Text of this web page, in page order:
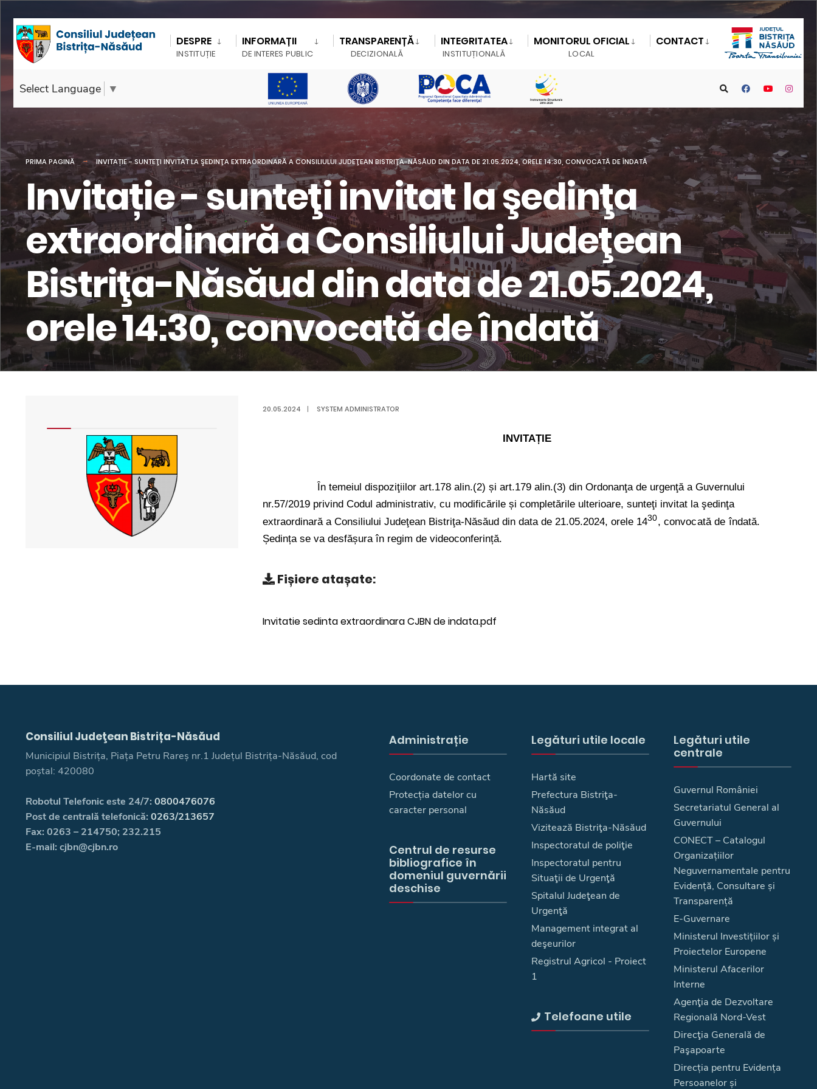
DESPRE
INSTITUȚIE
INFORMAȚII
DE INTERES PUBLIC
TRANSPARENȚĂ
DECIZIONALĂ
INTEGRITATEA
INSTITUȚIONALĂ
MONITORUL OFICIAL
LOCAL
CONTACT
Select Language ▼
PRIMA PAGINĂ INVITAȚIE - SUNTEŢI INVITAT LA ŞEDINŢA EXTRAORDINARĂ A CONSILIULUI JUDEŢEAN BISTRIŢA-NĂSĂUD DIN DATA DE 21.05.2024, ORELE 14:30, CONVOCATĂ DE ÎNDATĂ
Invitație - sunteţi invitat la şedinţa
extraordinară a Consiliului Judeţean
Bistriţa-Năsăud din data de 21.05.2024,
orele 14:30, convocată de îndată
20.05.2024 | SYSTEM ADMINISTRATOR
INVITAȚIE
În temeiul dispoziţiilor art.178 alin.(2) și art.179 alin.(3) din Ordonanţa de urgenţă a Guvernului
nr.57/2019 privind Codul administrativ, cu modificările și completările ulterioare, sunteţi invitat la şedinţa
extraordinară a Consiliului Judeţean Bistriţa-Năsăud din data de 21.05.2024, orele 1430, convocată de îndată.
Ședința se va desfășura în regim de videoconferință.
Fișiere atașate:
Invitatie sedinta extraordinara CJBN de indata.pdf
Consiliul Judeţean Bistrița-Năsăud
Municipiul Bistrița, Piața Petru Rareș nr.1 Județul Bistrița-Năsăud, cod
poștal: 420080
Robotul Telefonic este 24/7: 0800476076
Post de centrală telefonică: 0263/213657
Fax: 0263 – 214750; 232.215
E-mail: cjbn@cjbn.ro
Administrație
Coordonate de contact
Protecția datelor cu
caracter personal
Centrul de resurse
bibliografice în
domeniul guvernării
deschise
Legături utile locale
Hartă site
Prefectura Bistriţa-
Năsăud
Vizitează Bistriţa-Năsăud
Inspectoratul de poliţie
Inspectoratul pentru
Situaţii de Urgenţă
Spitalul Judeţean de
Urgenţă
Management integrat al
deşeurilor
Registrul Agricol - Proiect
1
Telefoane utile
Legături utile
centrale
Guvernul României
Secretariatul General al
Guvernului
CONECT – Catalogul
Organizațiilor
Neguvernamentale pentru
Evidență, Consultare și
Transparență
E-Guvernare
Ministerul Investițiilor și
Proiectelor Europene
Ministerul Afacerilor
Interne
Agenţia de Dezvoltare
Regională Nord-Vest
Direcţia Generală de
Paşapoarte
Direcția pentru Evidența
Persoanelor și